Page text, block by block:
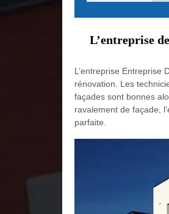
L’entreprise
L’entreprise Entreprise
rénovation. Les
façades sont bonnes
ravalement de façade,
parfaite.